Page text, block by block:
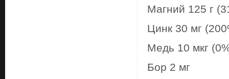
Магний 125 г
Цинк 30 мг
Медь 10 мкг
Бор 2 мг